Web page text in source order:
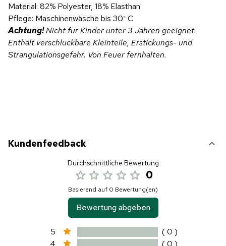
Material: 82% Polyester, 18% Elasthan
Pflege: Maschinenwäsche bis 30° C
Achtung!Nicht für Kinder unter 3 Jahren geeignet.
Enthält verschluckbare Kleinteile, Erstickungs- und
Strangulationsgefahr. Von Feuer fernhalten.
Kundenfeedback
Durchschnittliche Bewertung
0
Basierend auf 0 Bewertung(en)
Bewertung abgeben
5
( 0 )
4
( 0 )